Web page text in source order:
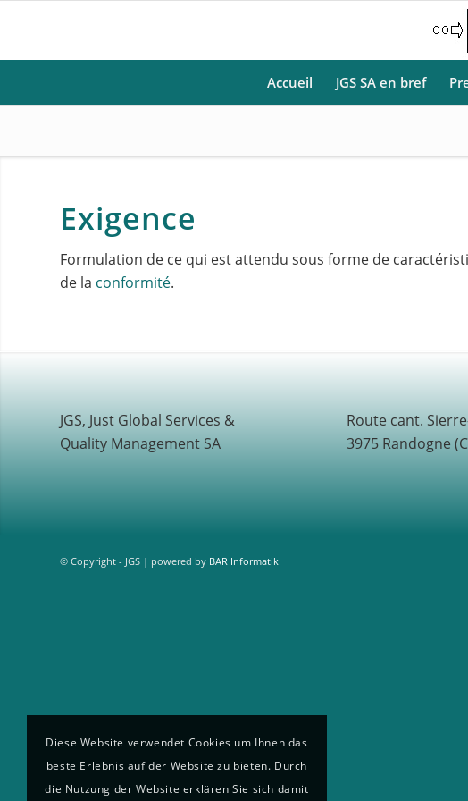
Accueil JGS SA en bref
Exigence
Formulation de ce qui est attendu sous forme de
de la conformité.
JGS, Just Global Services &
Quality Management SA
Route cant.
3975 Randogne
© Copyright - JGS | powered by BAR Informatik
Diese Website verwendet Cookies um Ihnen das
beste Erlebnis auf der Website zu bieten. Durch
die Nutzung der Website erklären Sie sich damit